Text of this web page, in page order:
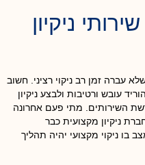
ניקיון
עברה זמן רב ניקוי רציני. חשוב
עובש ורטיבות ולבצע ניקיון
השירותים. מתי פעם אחרונה
ניקיון מקצועית כבר
בו ניקוי מקצועי יהיה תהליך